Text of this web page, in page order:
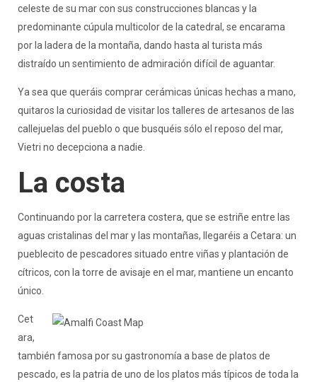
celeste de su mar con sus construcciones blancas y la
predominante cúpula multicolor de la catedral, se encarama
por la ladera de la montaña, dando hasta al turista más
distraído un sentimiento de admiración difícil de aguantar.
Ya sea que queráis comprar cerámicas únicas hechas a mano,
quitaros la curiosidad de visitar los talleres de artesanos de las
callejuelas del pueblo o que busquéis sólo el reposo del mar,
Vietri no decepciona a nadie.
La costa
Continuando por la carretera costera, que se estriñe entre las
aguas cristalinas del mar y las montañas, llegaréis a Cetara: un
pueblecito de pescadores situado entre viñas y plantación de
cítricos, con la torre de avisaje en el mar, mantiene un encanto
único.
Cet
ara,
también famosa por su gastronomía a base de platos de
pescado, es la patria de uno de los platos más típicos de toda la